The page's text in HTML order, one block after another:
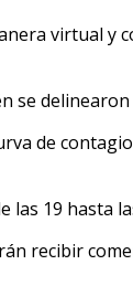
virtual
se
de
las 19 hasta
recibir